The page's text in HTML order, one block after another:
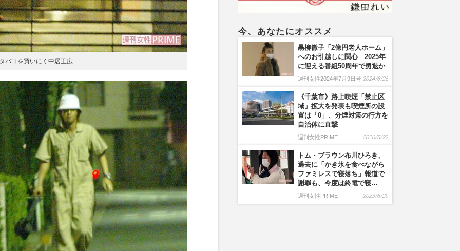
バコを買いにく中居正広
今、あなたにオススメ
黒柳徹子「2億円老人ホーム」
へのお引越しに関心 2025年
に迎える番組50周年で勇退か
週刊女性2024年7月9日号 2024/6/25
《千葉市》路上喫煙「禁止区
域」拡大を発表も喫煙所の設
置は「0」、分煙対策の行方を
自治体に直撃
週刊女性PRIME 2026/5/27
トム・ブラウン布川ひろき、
過去に「かき氷を食べながら
ファミレスで寝落ち」報道で
謝罪も、今度は終電で寝…
週刊女性PRIME 2023/6/29